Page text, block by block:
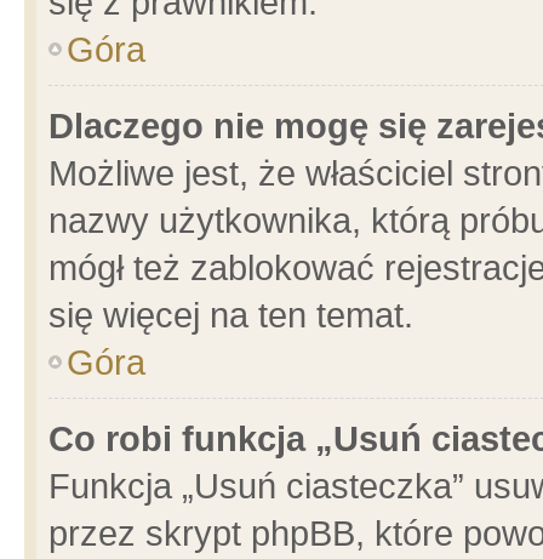
Góra
Dlaczego nie mogę się
Możliwe jest, że właściciel
nazwy użytkownika, którą
mógł też zablokować
się więcej na ten temat.
Góra
Co robi funkcja „Usuń
Funkcja „Usuń ciasteczka”
przez skrypt phpBB, które